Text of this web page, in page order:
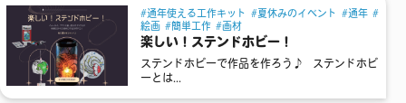
通年使える工作キット 夏休みのイベント
通年
絵画
簡単工作 画材
楽しい！ステンドホビー！
ステンドホビーで作品を作ろう♪ ステンドホビ
ーとは...